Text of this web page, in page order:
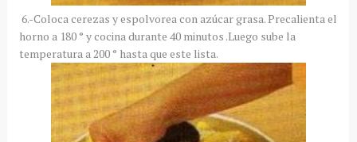
6.-Coloca cerezas y espolvorea con azúcar grasa. Precalienta el
horno a 180 ° y cocina durante 40 minutos .Luego sube la
temperatura a 200 ° hasta que este lista.